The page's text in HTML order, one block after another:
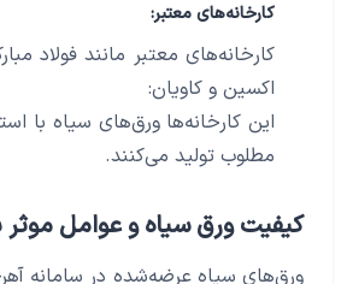
کارخانه‌های معتبر:
کارخانه‌های معتبر مانند فولاد
اکسین و کاویان:
این کارخانه‌ها ورق‌های سیاه با
مطلوب تولید می‌کنند.
کیفیت ورق سیاه و عوامل
ورق‌های سیاه عرضه‌شده در سامانه